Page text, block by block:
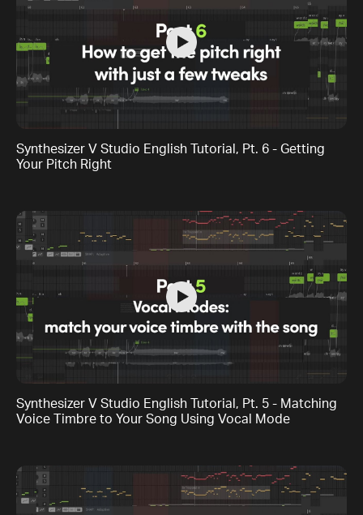
Synthesizer V Studio English Tutorial, Pt. 6 - Getting
Your Pitch Right
Synthesizer V Studio English Tutorial, Pt. 5 - Matching
Voice Timbre to Your Song Using Vocal Mode
Trackname
Vocal Mode